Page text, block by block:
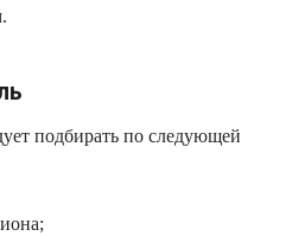
подбирать по следующей